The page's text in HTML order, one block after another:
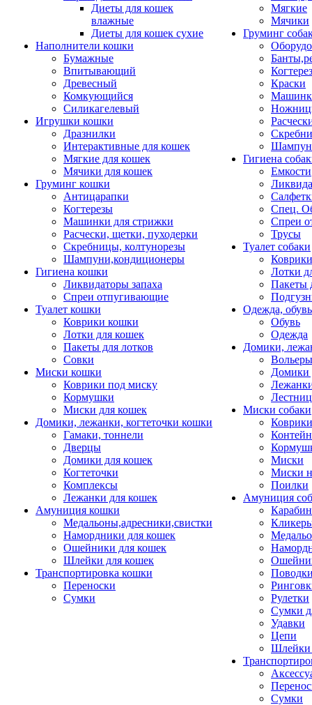
Диеты для кошек
влажные
Диеты для кошек сухие
Наполнители кошки
Бумажные
Впитывающий
Древесный
Комкующийся
Силикагелевый
Игрушки кошки
Дразнилки
Интерактивные для кошек
Мягкие для кошек
Мячики для кошек
Груминг кошки
Антицарапки
Когтерезы
Машинки для стрижки
Расчески, щетки, пуходерки
Скребницы, колтунорезы
Шампуни,кондиционеры
Гигиена кошки
Ликвидаторы запаха
Спреи отпугивающие
Туалет кошки
Коврики кошки
Лотки для кошек
Пакеты для лотков
Совки
Миски кошки
Коврики под миску
Кормушки
Миски для кошек
Домики, лежанки, когтеточки кошки
Гамаки, тоннели
Дверцы
Домики для кошек
Когтеточки
Комплексы
Лежанки для кошек
Амуниция кошки
Медальоны,адресники,свистки
Намордники для кошек
Ошейники для кошек
Шлейки для кошек
Транспортировка кошки
Переноски
Сумки
Мягкие
Мячики
Груминг
Краски
Гигиена
Емкости
Спец.
Спреи
Трусы
Туалет собаки
Коврики
Лотки
Пакеты
Одежда, обувь
Обувь
Одежда
Домики,
Домики
Миски собаки
Миски
Миски
Поилки
Амуниция
Рулетки
Сумки
Удавки
Цепи
Шлейки
Сумки